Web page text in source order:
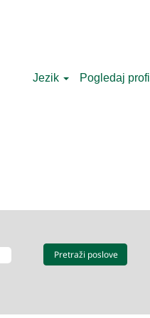
Jezik Pogledaj profil